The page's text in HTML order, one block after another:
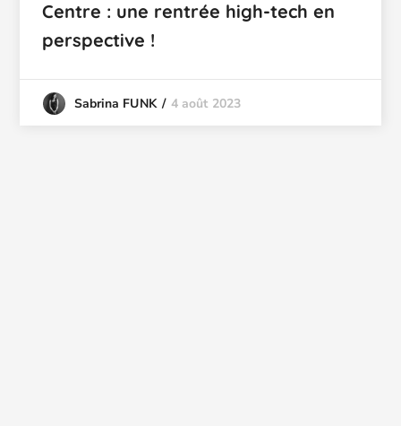
Centre : une rentrée high-tech en
perspective !
Sabrina FUNK 4 août 2023